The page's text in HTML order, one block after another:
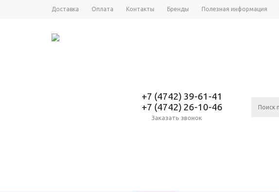
Доставка Оплата Контакты Бренды Полезная информация
+7 (4742) 39-61-41
+7 (4742) 26-10-46
Заказать звонок